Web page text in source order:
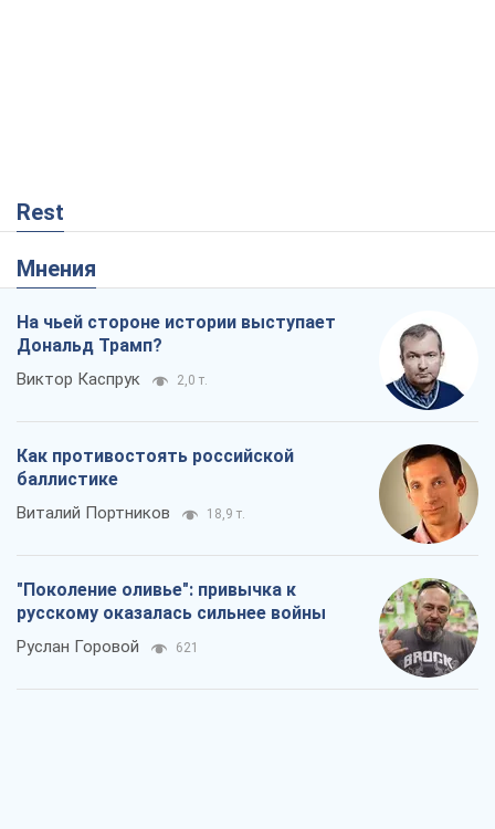
Rest
Мнения
На чьей стороне истории выступает
Дональд Трамп?
Виктор Каспрук 2,0 т.
Как противостоять российской
баллистике
Виталий Портников 18,9 т.
"Поколение оливье": привычка к
русскому оказалась сильнее войны
Руслан Горовой 621